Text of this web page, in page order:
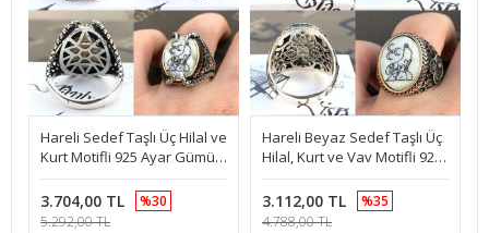
Hareli Sedef Taşlı Üç Hilal ve
Kurt Motifli 925 Ayar Gümüş
Erkek Yüzük
3.704,00 TL
%30
5.292,00 TL
Hareli Beyaz Sedef Taşlı Üç
Hilal, Kurt ve Vav Motifli 925
Ayar Gümüş Erkek Yüzük
3.112,00 TL
%35
4.788,00 TL